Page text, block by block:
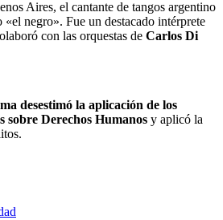
Aires, el cantante de tangos argentino
«el negro». Fue un destacado intérprete
con las orquestas de Carlos Di
desestimó la aplicación de los
sobre Derechos Humanos y aplicó la